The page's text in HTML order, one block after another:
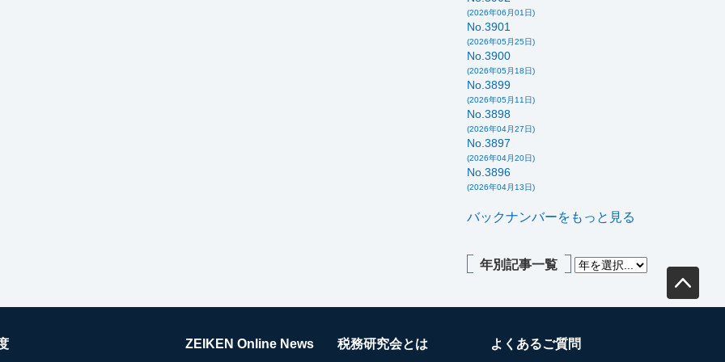
(2026年06月01日)
No.3901
(2026年05月25日)
No.3900
(2026年05月18日)
No.3899
(2026年05月11日)
No.3898
(2026年04月27日)
No.3897
(2026年04月20日)
No.3896
(2026年04月13日)
バックナンバーをもっと見る
年別記事一覧
ZEIKEN Online News 税務研究会とは よくあるご質問